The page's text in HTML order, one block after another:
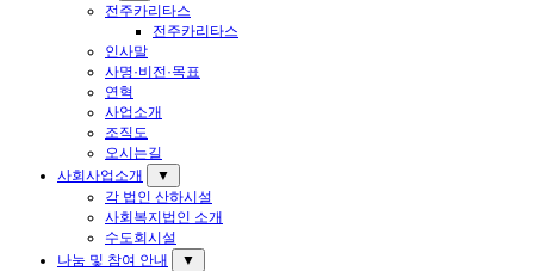
전주카리타스
전주카리타스
인사말
사명·비전·목표
연혁
사업소개
조직도
오시는길
사회사업소개
▼
각 법인 산하시설
사회복지법인 소개
수도회시설
나눔 및 참여 안내
▼